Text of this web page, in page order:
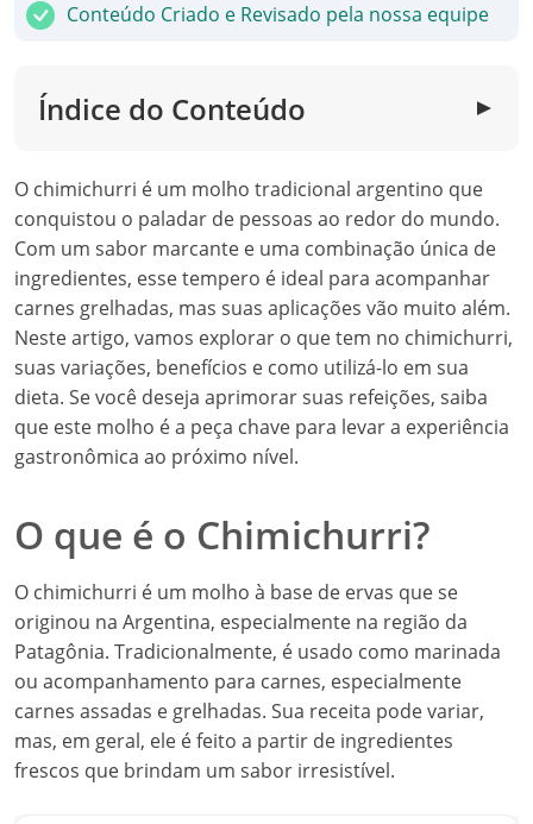
Conteúdo Criado e Revisado pela nossa equipe
Índice do Conteúdo ▼
O chimichurri é um molho tradicional argentino que
conquistou o paladar de pessoas ao redor do mundo.
Com um sabor marcante e uma combinação única de
ingredientes, esse tempero é ideal para acompanhar
carnes grelhadas, mas suas aplicações vão muito além.
Neste artigo, vamos explorar o que tem no chimichurri,
suas variações, benefícios e como utilizá-lo em sua
dieta. Se você deseja aprimorar suas refeições, saiba
que este molho é a peça chave para levar a experiência
gastronômica ao próximo nível.
O que é o Chimichurri?
O chimichurri é um molho à base de ervas que se
originou na Argentina, especialmente na região da
Patagônia. Tradicionalmente, é usado como marinada
ou acompanhamento para carnes, especialmente
carnes assadas e grelhadas. Sua receita pode variar,
mas, em geral, ele é feito a partir de ingredientes
frescos que brindam um sabor irresistível.